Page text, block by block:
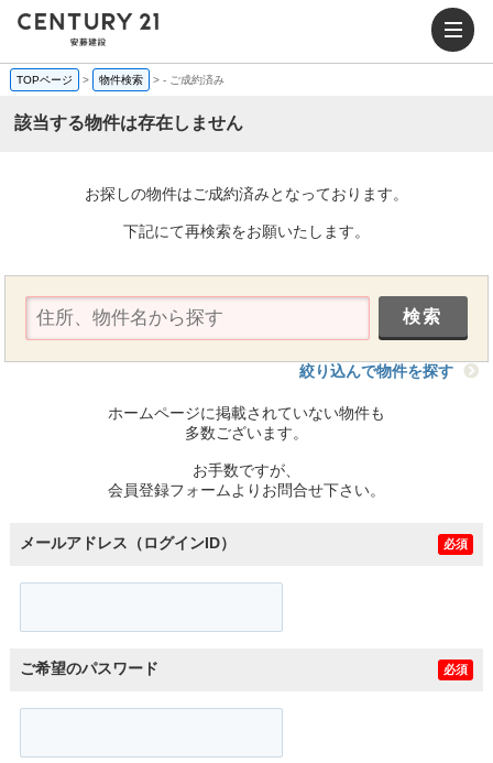
TOPページ > 物件検索 >- ご成約済み
該当する物件は存在しません
お探しの物件はご成約済みとなっております。
下記にて再検索をお願いたします。
絞り込んで物件を探す
ホームページに掲載されていない物件も
多数ございます。
お手数ですが、
会員登録フォームよりお問合せ下さい。
メールアドレス（ログインID） 必須
ご希望のパスワード 必須